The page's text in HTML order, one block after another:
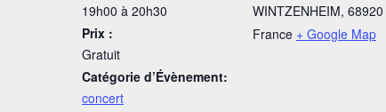
19h00 à 20h30
Prix :
Gratuit
Catégorie d’Évènement:
concert
WINTZENHEIM, 68920
France + Google Map